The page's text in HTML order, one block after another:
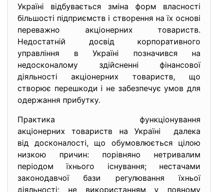
Україні відбувається зміна форм власності
більшості підприємств і створення на їх основі
переважно акціонерних товариств.
Недостатній досвід корпоративного
управління в Україні позначився на
недосконалому здійсненні фінансової
діяльності акціонерних товариств, що
створює перешкоди і не забезпечує умов для
одержання прибутку.
Практика функціонування
акціонерних товариств на Україні далека
від досконалості, що обумовлюється цілою
низкою причин: порівняно нетривалим
періодом їхнього існування; нестачами
законодавчої бази регулювання їхньої
діяльності; не використанням у повному